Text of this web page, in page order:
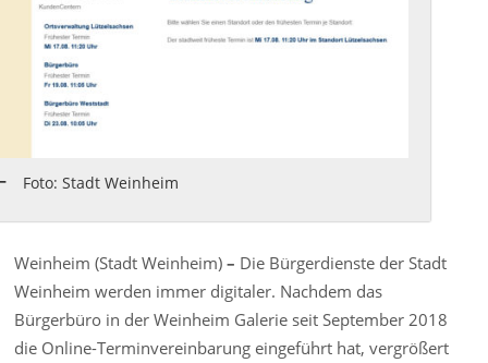
Foto: Stadt Weinheim
Weinheim (Stadt Weinheim)– Die Bürgerdienste der Stadt
Weinheim werden immer digitaler. Nachdem das
Bürgerbüro in der Weinheim Galerie seit September 2018
die Online-Terminvereinbarung eingeführt hat, vergrößert